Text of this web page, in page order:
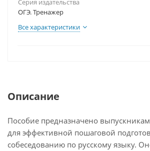
Серия издательства
ОГЭ. Тренажер
Все характеристики
Описание
Пособие предназначено
для эффективной пошаговой
собеседованию по русскому языку.